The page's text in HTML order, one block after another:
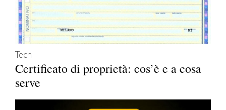
Tech
Certificato di proprietà: cos’è e a cosa
serve